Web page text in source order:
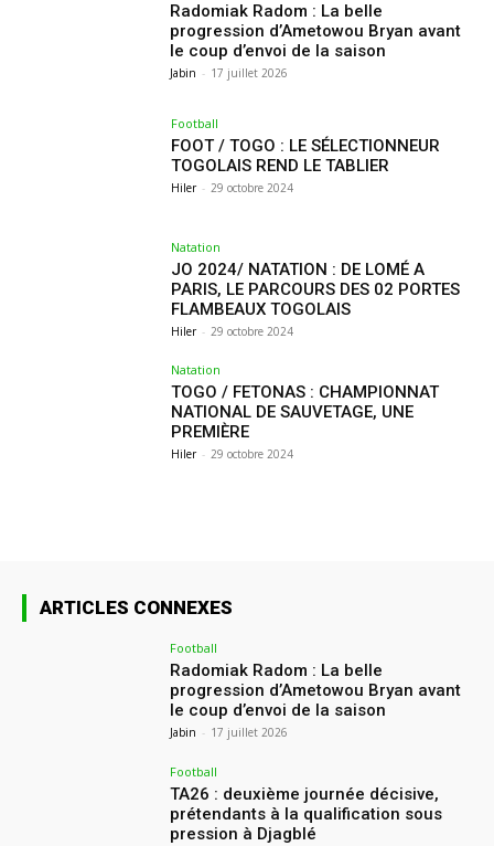
Radomiak Radom : La belle
progression d’Ametowou Bryan avant
le coup d’envoi de la saison
Jabin - 17 juillet 2026
Football
FOOT / TOGO : LE SÉLECTIONNEUR
TOGOLAIS REND LE TABLIER
Hiler - 29 octobre 2024
Natation
JO 2024/ NATATION : DE LOMÉ A
PARIS, LE PARCOURS DES 02 PORTES
FLAMBEAUX TOGOLAIS
Hiler - 29 octobre 2024
Natation
TOGO / FETONAS : CHAMPIONNAT
NATIONAL DE SAUVETAGE, UNE
PREMIÈRE
Hiler - 29 octobre 2024
ARTICLES CONNEXES
Football
Radomiak Radom : La belle
progression d’Ametowou Bryan avant
le coup d’envoi de la saison
Jabin - 17 juillet 2026
Football
TA26 : deuxième journée décisive,
prétendants à la qualification sous
pression à Djagblé